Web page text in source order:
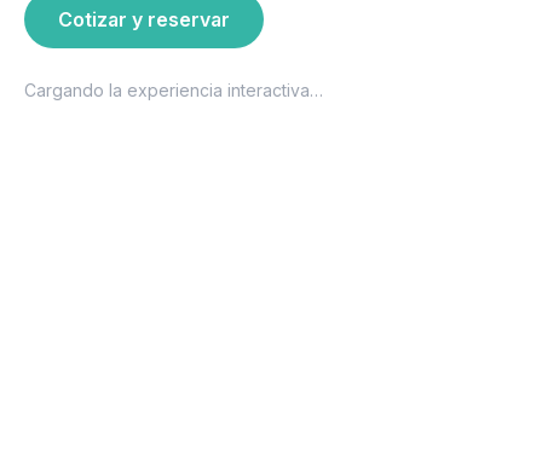
Cotizar y reservar
Cargando la experiencia interactiva…